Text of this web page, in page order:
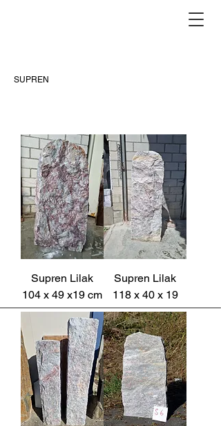
SUPREN
Supren Lilak
104 x 49 x19 cm
Supren Lilak
118 x 40 x 19